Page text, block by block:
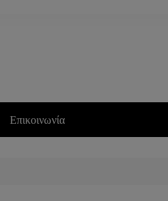
Επικοινωνία